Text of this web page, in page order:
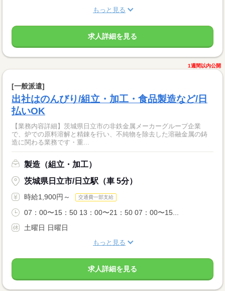
もっと見る
求人詳細を見る
1週間以内公開
[一般派遣]
出社はのんびり/組立・加工・食品製造など/日
払いOK
【業務内容詳細】茨城県日立市の非鉄金属メーカーグループ企業
で、炉での原料溶解と精錬を行い、不純物を除去した溶融金属の鋳
造に関わる業務です・重...
製造（組立・加工）
茨城県日立市/日立駅（車 5分）
時給1,900円～ 交通費一部支給
07：00〜15：50 13：00〜21：50 07：00〜15...
土曜日 日曜日
もっと見る
求人詳細を見る